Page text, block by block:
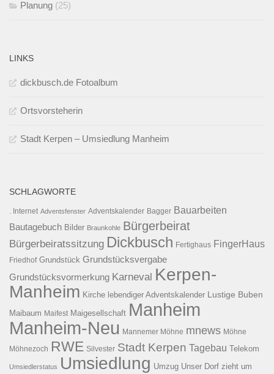
Planung (25)
LINKS
dickbusch.de Fotoalbum
Ortsvorsteherin
Stadt Kerpen – Umsiedlung Manheim
SCHLAGWORTE
. Internet Adventsfenster Adventskalender Bagger Bauarbeiten
Bautagebuch Bilder Braunkohle Bürgerbeirat
Bürgerbeiratssitzung Dickbusch Fertighaus FingerHaus
Friedhof Grundstück Grundstücksvergabe
Grundstücksvormerkung Karneval Kerpen-
Manheim Kirche lebendiger Adventskalender Lustige Buben
Maibaum Maifest Maigesellschaft Manheim
Manheim-Neu Mannemer Möhne mnews Möhne
Möhnezoch RWE Silvester Stadt Kerpen Tagebau Telekom
Umsiedlerstatus Umsiedlung Umzug Unser Dorf zieht um